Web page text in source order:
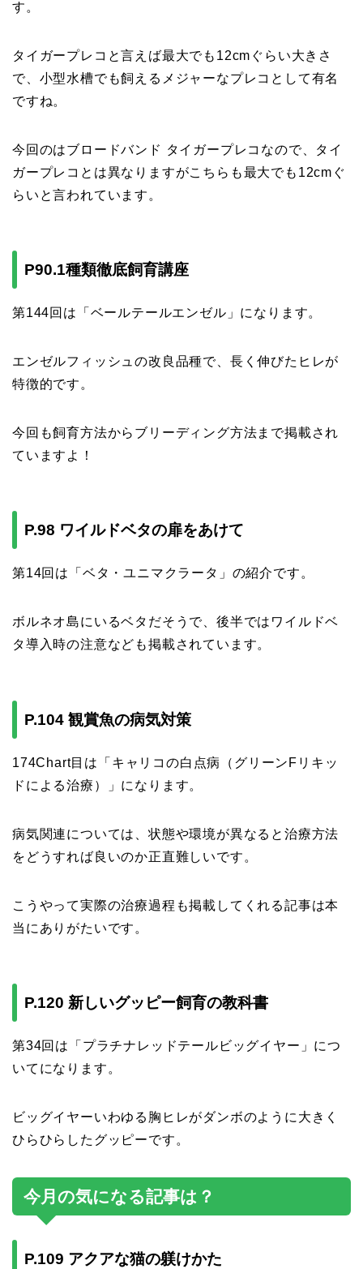
す。
タイガープレコと言えば最大でも12cmぐらい大きさ
で、小型水槽でも飼えるメジャーなプレコとして有名
ですね。
今回のはブロードバンド タイガープレコなので、タイ
ガープレコとは異なりますがこちらも最大でも12cmぐ
らいと言われています。
P90.1種類徹底飼育講座
第144回は「ベールテールエンゼル」になります。
エンゼルフィッシュの改良品種で、長く伸びたヒレが
特徴的です。
今回も飼育方法からブリーディング方法まで掲載され
ていますよ！
P.98 ワイルドベタの扉をあけて
第14回は「ベタ・ユニマクラータ」の紹介です。
ボルネオ島にいるベタだそうで、後半ではワイルドベ
タ導入時の注意なども掲載されています。
P.104 観賞魚の病気対策
174Chart目は「キャリコの白点病（グリーンFリキッ
ドによる治療）」になります。
病気関連については、状態や環境が異なると治療方法
をどうすれば良いのか正直難しいです。
こうやって実際の治療過程も掲載してくれる記事は本
当にありがたいです。
P.120 新しいグッピー飼育の教科書
第34回は「プラチナレッドテールビッグイヤー」につ
いてになります。
ビッグイヤーいわゆる胸ヒレがダンボのように大きく
ひらひらしたグッピーです。
今月の気になる記事は？
P.109 アクアな猫の躾けかた